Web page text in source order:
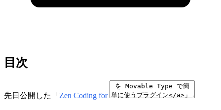
目次
先日公開した「 Zen Coding for